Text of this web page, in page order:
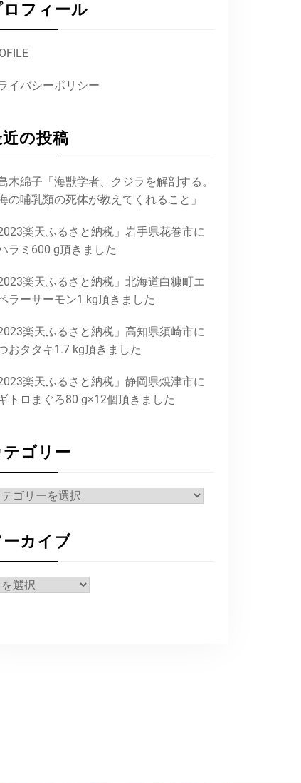
ロフィール
イバシーポリシー
の投稿
木綿子「海獣学者、クジラを解剖する。
の哺乳類の死体が教えてくれること」
2023楽天ふるさと納税」岩手県花巻市に
ラミ600 g頂きました
2023楽天ふるさと納税」北海道白糠町エ
ラーサーモン1 kg頂きました
2023楽天ふるさと納税」高知県須崎市に
おタタキ1.7 kg頂きました
2023楽天ふるさと納税」静岡県焼津市に
トロまぐろ80 g×12個頂きました
テゴリー
ーカイブ